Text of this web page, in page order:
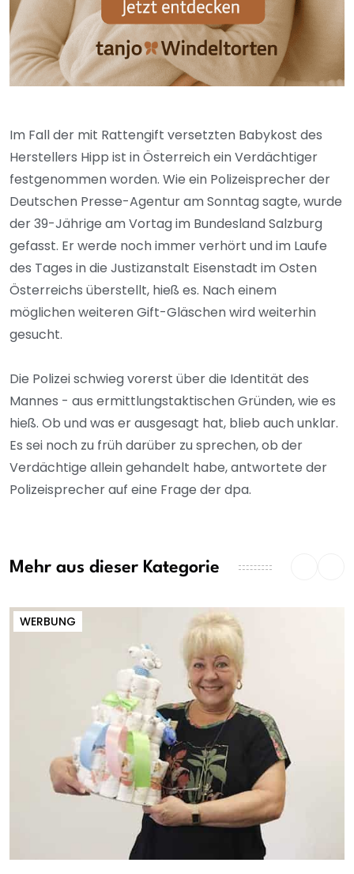
Im Fall der mit Rattengift versetzten Babykost des
Herstellers Hipp ist in Österreich ein Verdächtiger
festgenommen worden. Wie ein Polizeisprecher der
Deutschen Presse-Agentur am Sonntag sagte, wurde
der 39-Jährige am Vortag im Bundesland Salzburg
gefasst. Er werde noch immer verhört und im Laufe
des Tages in die Justizanstalt Eisenstadt im Osten
Österreichs überstellt, hieß es. Nach einem
möglichen weiteren Gift-Gläschen wird weiterhin
gesucht.
Die Polizei schwieg vorerst über die Identität des
Mannes - aus ermittlungstaktischen Gründen, wie es
hieß. Ob und was er ausgesagt hat, blieb auch unklar.
Es sei noch zu früh darüber zu sprechen, ob der
Verdächtige allein gehandelt habe, antwortete der
Polizeisprecher auf eine Frage der dpa.
Mehr aus dieser Kategorie
WERBUNG